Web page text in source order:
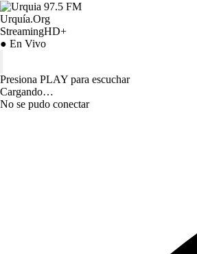
Urquía.Org
StreamingHD+
● En Vivo
Presiona PLAY para escuchar
Cargando…
No se pudo conectar